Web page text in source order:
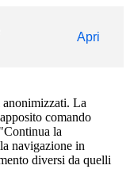
Apri
La
comando
la
navigazione in
diversi da quelli